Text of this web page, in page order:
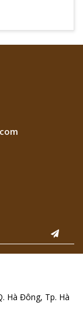
Hà Đông, Tp. Hà